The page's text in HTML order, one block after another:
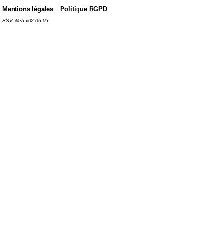
Mentions légales Politique RGPD
BSV Web v02.06.06